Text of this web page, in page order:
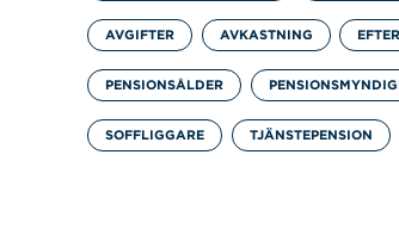
AVGIFTER AVKASTNING
PENSIONSÅLDER
SOFFLIGGARE TJÄNSTEPENSION